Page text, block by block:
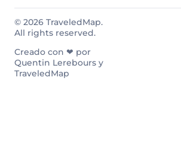
© 2026 TraveledMap.
All rights reserved.
Creado con ❤ por
Quentin Lerebours y
TraveledMap